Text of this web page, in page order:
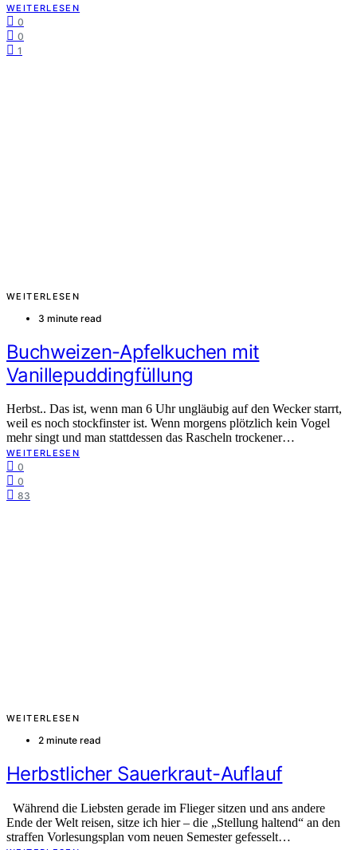
WEITERLESEN
0
0
1
WEITERLESEN
3 minute read
Buchweizen-Apfelkuchen mit
Vanillepuddingfüllung
Herbst.. Das ist, wenn man 6 Uhr ungläubig auf den Wecker starrt,
weil es noch stockfinster ist. Wenn morgens plötzlich kein Vogel
mehr singt und man stattdessen das Rascheln trockener…
WEITERLESEN
0
0
83
WEITERLESEN
2 minute read
Herbstlicher Sauerkraut-Auflauf
Während die Liebsten gerade im Flieger sitzen und ans andere
Ende der Welt reisen, sitze ich hier – die „Stellung haltend“ an den
straffen Vorlesungsplan vom neuen Semester gefesselt…